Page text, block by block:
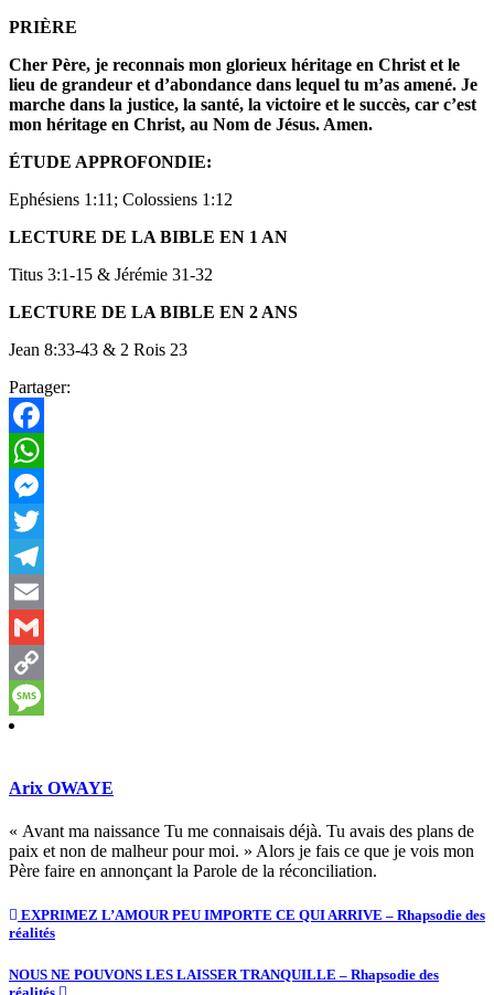
PRIÈRE
Cher Père, je reconnais mon glorieux héritage en Christ et le
lieu de grandeur et d’abondance dans lequel tu m’as amené. Je
marche dans la justice, la santé, la victoire et le succès, car c’est
mon héritage en Christ, au Nom de Jésus. Amen.
ÉTUDE APPROFONDIE:
Ephésiens 1:11; Colossiens 1:12
LECTURE DE LA BIBLE EN 1 AN
Titus 3:1-15 & Jérémie 31-32
LECTURE DE LA BIBLE EN 2 ANS
Jean 8:33-43 & 2 Rois 23
Partager:
Facebook
WhatsApp
Messenger
Twitter
Telegram
Email
Gmail
Copy
Link
Message
Arix OWAYE
« Avant ma naissance Tu me connaisais déjà. Tu avais des plans de
paix et non de malheur pour moi. » Alors je fais ce que je vois mon
Père faire en annonçant la Parole de la réconciliation.
EXPRIMEZ L’AMOUR PEU IMPORTE CE QUI ARRIVE – Rhapsodie des
réalités
NOUS NE POUVONS LES LAISSER TRANQUILLE – Rhapsodie des